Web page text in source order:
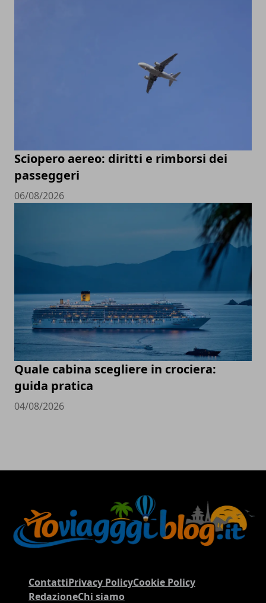
Sciopero aereo: diritti e rimborsi dei
passeggeri
06/08/2026
Quale cabina scegliere in crociera:
guida pratica
04/08/2026
ContattiPrivacy PolicyCookie Policy
RedazioneChi siamo